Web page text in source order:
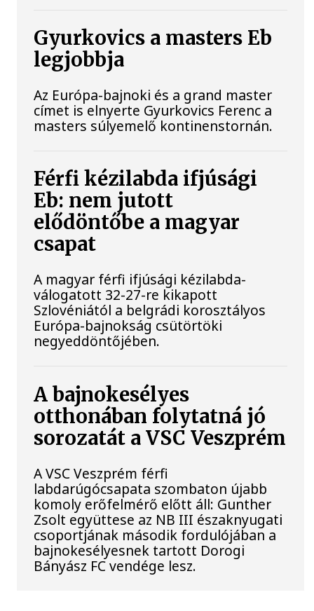
Gyurkovics a masters Eb
legjobbja
Az Európa-bajnoki és a grand master
címet is elnyerte Gyurkovics Ferenc a
masters súlyemelő kontinenstornán.
Férfi kézilabda ifjúsági
Eb: nem jutott
elődöntőbe a magyar
csapat
A magyar férfi ifjúsági kézilabda-
válogatott 32-27-re kikapott
Szlovéniától a belgrádi korosztályos
Európa-bajnokság csütörtöki
negyeddöntőjében.
A bajnokesélyes
otthonában folytatná jó
sorozatát a VSC Veszprém
A VSC Veszprém férfi
labdarúgócsapata szombaton újabb
komoly erőfelmérő előtt áll: Gunther
Zsolt együttese az NB III északnyugati
csoportjának második fordulójában a
bajnokesélyesnek tartott Dorogi
Bányász FC vendége lesz.